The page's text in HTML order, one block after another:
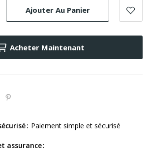
Ajouter Au Panier
Acheter Maintenant
Paiement simple et sécurisé
assurance